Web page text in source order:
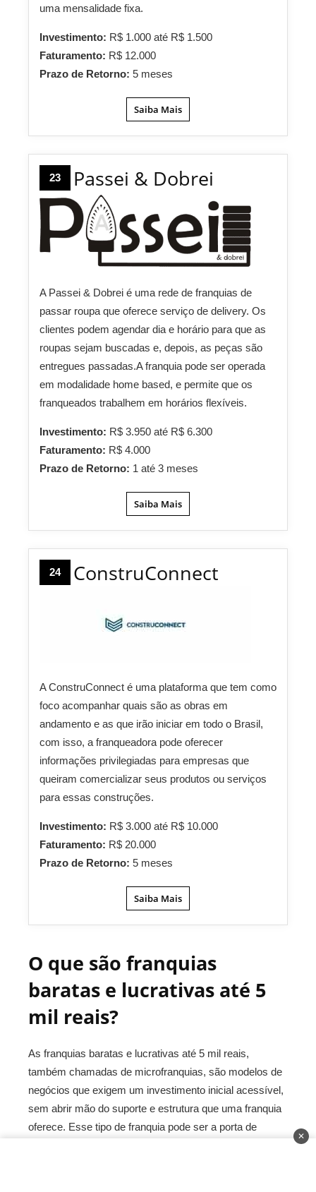
uma mensalidade fixa.
Investimento: R$ 1.000 até R$ 1.500
Faturamento: R$ 12.000
Prazo de Retorno: 5 meses
Saiba Mais
23 Passei & Dobrei
A Passei & Dobrei é uma rede de franquias de
passar roupa que oferece serviço de delivery. Os
clientes podem agendar dia e horário para que as
roupas sejam buscadas e, depois, as peças são
entregues passadas.A franquia pode ser operada
em modalidade home based, e permite que os
franqueados trabalhem em horários flexíveis.
Investimento: R$ 3.950 até R$ 6.300
Faturamento: R$ 4.000
Prazo de Retorno: 1 até 3 meses
Saiba Mais
24 ConstruConnect
A ConstruConnect é uma plataforma que tem como
foco acompanhar quais são as obras em
andamento e as que irão iniciar em todo o Brasil,
com isso, a franqueadora pode oferecer
informações privilegiadas para empresas que
queiram comercializar seus produtos ou serviços
para essas construções.
Investimento: R$ 3.000 até R$ 10.000
Faturamento: R$ 20.000
Prazo de Retorno: 5 meses
Saiba Mais
O que são franquias
baratas e lucrativas até 5
mil reais?
As franquias baratas e lucrativas até 5 mil reais,
também chamadas de microfranquias, são modelos de
negócios que exigem um investimento inicial acessível,
sem abrir mão do suporte e estrutura que uma franquia
oferece. Esse tipo de franquia pode ser a porta de
✕